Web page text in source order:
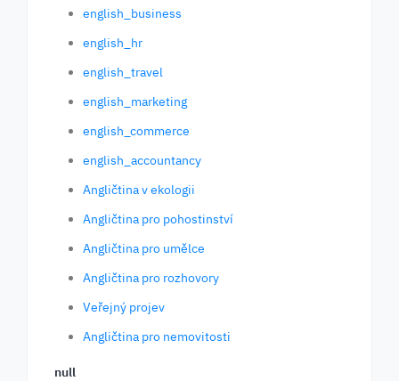
english_business
english_hr
english_travel
english_marketing
english_commerce
english_accountancy
Angličtina v ekologii
Angličtina pro pohostinství
Angličtina pro umělce
Angličtina pro rozhovory
Veřejný projev
Angličtina pro nemovitosti
null